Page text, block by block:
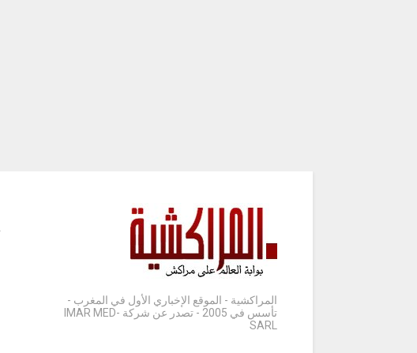
المراكشية - الموقع الإخباري الأول في المغرب -
تأسس في 2005 - تصدر عن شركة IMAR MED-
SARL